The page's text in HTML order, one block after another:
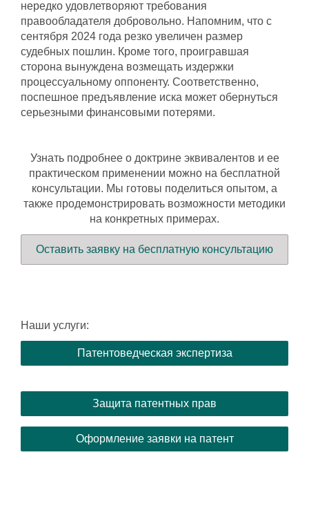
нередко удовлетворяют требования
правообладателя добровольно. Напомним, что с
сентября 2024 года резко увеличен размер
судебных пошлин. Кроме того, проигравшая
сторона вынуждена возмещать издержки
процессуальному оппоненту. Соответственно,
поспешное предъявление иска может обернуться
серьезными финансовыми потерями.
Узнать подробнее о доктрине эквивалентов и ее
практическом применении можно на бесплатной
консультации. Мы готовы поделиться опытом, а
также продемонстрировать возможности методики
на конкретных примерах.
Оставить заявку на бесплатную консультацию
Наши услуги:
Патентоведческая экспертиза
Защита патентных прав
Оформление заявки на патент